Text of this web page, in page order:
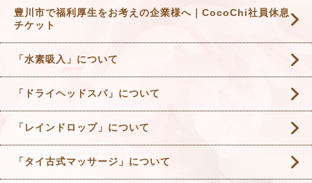
豊川市で福利厚生をお考えの企業様へ｜CocoChi社員休息
チケット
「水素吸入」について
「ドライヘッドスパ」について
「レインドロップ」について
「タイ古式マッサージ」について